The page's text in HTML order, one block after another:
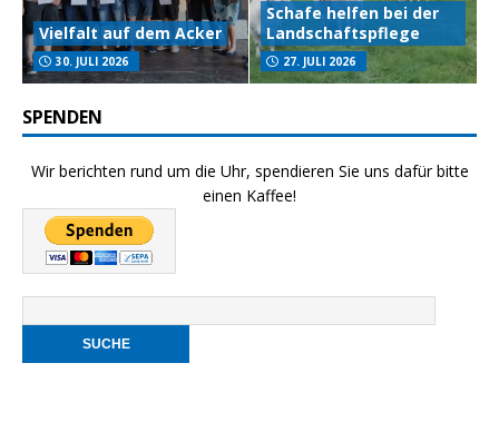
Vielfalt auf dem Acker
30. JULI 2026
Schafe helfen bei der
Landschaftspflege
27. JULI 2026
SPENDEN
Wir berichten rund um die Uhr, spendieren Sie uns dafür bitte
einen Kaffee!